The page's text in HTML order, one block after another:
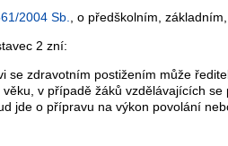
2004 Sb. , o předškolním,
2 zní:
postižením může ředitel
v případě žáků vzdělávajících se
jde o přípravu na výkon povolání